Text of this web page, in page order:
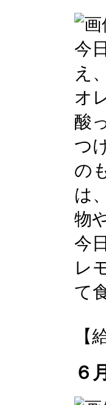
今
え
オ
酸
つ
の
は
物
今
レ
て
【
６